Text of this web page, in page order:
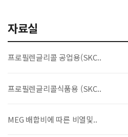
자료실
프로필렌글리콜 공업용(SKC..
프로필렌글리콜식품용 (SKC..
MEG 배합비에 따른 비열및..